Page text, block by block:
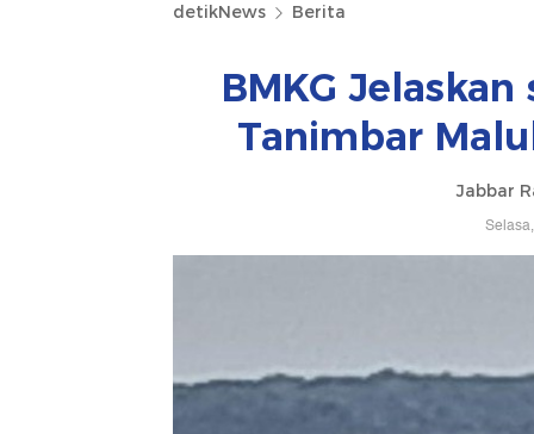
detikNews Berita
BMKG
Tanimbar
Jabbar